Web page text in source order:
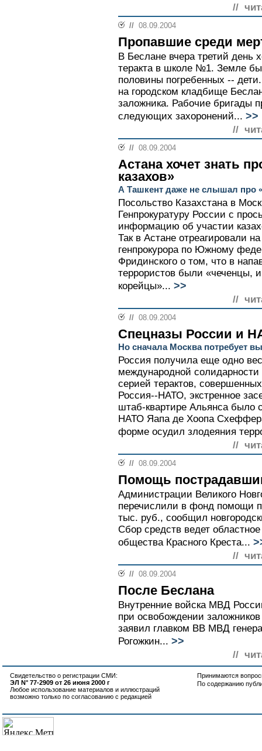
//
// 08.09.2004
Пропавшие среди
В Беслане вчера третий день
теракта в школе №1. Земле
половины погребенных --
на городском кладбище
заложника. Рабочие бригады
следующих захоронений... >>
//
// 08.09.2004
Астана хочет знать
казахов»
А Ташкент даже не слышал про
Посольство Казахстана в
Генпрокуратуру России с
информацию об участии
Так в Астане отреагировали
генпрокурора по Южному
Фридинского о том, что в
террористов были «чеченцы,
корейцы»... >>
//
// 08.09.2004
Спецназы России и
Но сначала Москва потребует
Россия получила еще одно
международной
серией терактов,
Россия--НАТО, экстренное
штаб-квартире Альянса было
НАТО Яапа де Хоопа
форме осудил злодеяния
//
// 08.09.2004
Помощь
Администрации Великого
перечислили в фонд помощи
тыс. руб., сообщил
Сбор средств ведет
общества Красного Креста...
//
// 08.09.2004
После Беслана
Внутренние войска МВД
при освобождении
заявил главком ВВ МВД
Рогожкин... >>
//
Свидетельство о регистрации СМИ:
ЭЛ N° 77-2909 от 26 июня 2000 г
Любое использование материалов и иллюстраций
возможно только по согласованию с редакцией
Принимаются
По содержанию